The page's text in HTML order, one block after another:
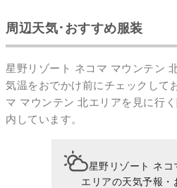
周辺天気･おすすめ服装
星野リゾート ネコマ マウンテン
気温をおでかけ前にチェックして
マ マウンテン 北エリアを見に行
内しています。
星野リゾート ネ
エリアの天気予報・